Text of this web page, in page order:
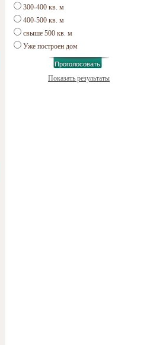
300-400 кв. м
400-500 кв. м
свыше 500 кв. м
Уже построен дом
Показать результаты